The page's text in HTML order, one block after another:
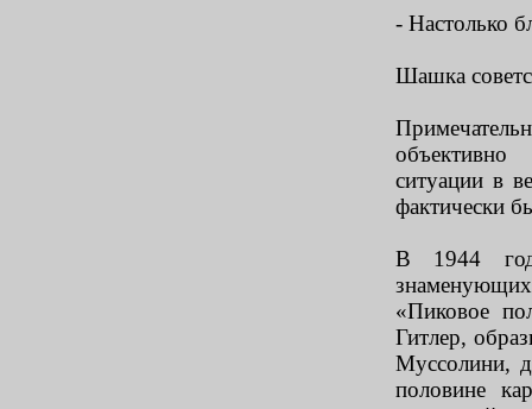
- Настолько
Шашка
ситуации в
фактически
В 1944
знаменующих
«Пиковое
Гитлер,
Муссолини,
половине